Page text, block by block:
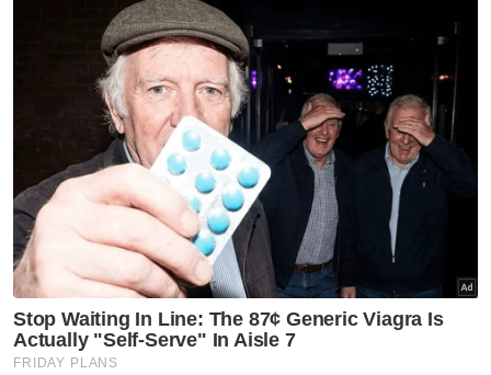
"Kawasan-kawasan lain seperti Kuala Larut,
Sungai Sangga Kecil serta Kuala Sangga
Besar di sini merupakan tapak ternakan yang
subur dan penternak mula melabur ribuan
ringgit bagi membeli benih kerang tempatan
dan luar," katanya kepada pemberita di
Dewan Teck Teck Seah Chee Heong Koh,
Kuala Sepetang di sini pada Ahad.
Seng Lam berkata, penternak juga terpaksa
mengeluarkan kos yang tinggi menggaji
pekerja bagi menjaga tapak sebagai salah